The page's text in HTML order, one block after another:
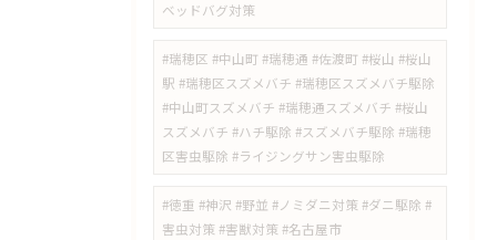
ベッドバグ対策
#瑞穂区 #中山町 #瑞穂通 #佐渡町 #桜山 #桜山
駅 #瑞穂区スズメバチ #瑞穂区スズメバチ駆除
#中山町スズメバチ #瑞穂通スズメバチ #桜山
スズメバチ #ハチ駆除 #スズメバチ駆除 #瑞穂
区害虫駆除 #ライジングサン害虫駆除
#徳重 #神沢 #野並 #ノミダニ対策 #ダニ駆除 #
害虫対策 #害獣対策 #名古屋市